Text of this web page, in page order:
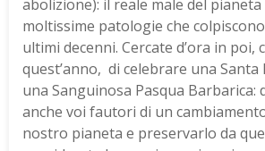
abolizione): il reale male del pianeta
moltissime patologie che
ultimi decenni. Cercate d’ora in poi,
quest’anno, di celebrare una Santa
una Sanguinosa Pasqua Barbarica:
anche voi fautori di un
nostro pianeta e preservarlo da